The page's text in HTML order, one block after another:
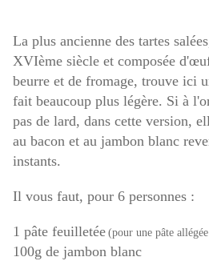
La plus ancienne des tartes
XVIème siècle et composée
beurre et de fromage, trouve ici
fait beaucoup plus légère. Si à
pas de lard, dans cette version,
au bacon et au jambon blanc
instants.
Il vous faut, pour 6 personnes :
1 pâte feuilletée (pour une pâte
100g de jambon blanc